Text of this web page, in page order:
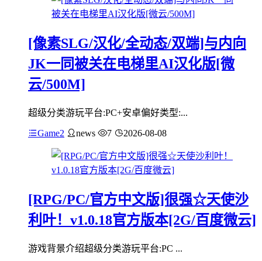
[像素SLG/汉化/全动态/双端]与内向
JK一同被关在电梯里AI汉化版[微
云/500M]
超级分类游玩平台:PC+安卓偏好类型:...
Game2 news 7 2026-08-08
[RPG/PC/官方中文版]很强☆天使沙
利叶！v1.0.18官方版本[2G/百度微云]
游戏背景介绍超级分类游玩平台:PC ...